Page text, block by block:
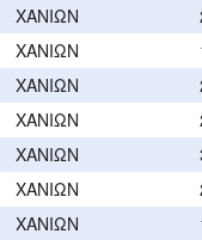
ΧΑΝΙΩΝ
ΧΑΝΙΩΝ
ΧΑΝΙΩΝ
ΧΑΝΙΩΝ
ΧΑΝΙΩΝ
ΧΑΝΙΩΝ
ΧΑΝΙΩΝ